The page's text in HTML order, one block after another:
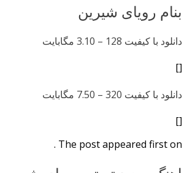
بنام رویای شیرین
دانلود با کیفیت 128 –
3.10 مگابایت
[]
دانلود با کیفیت 320 –
7.50 مگابایت
[]
The post appeared first on .